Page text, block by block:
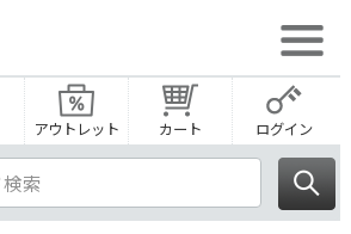
アウトレット カート ログイン